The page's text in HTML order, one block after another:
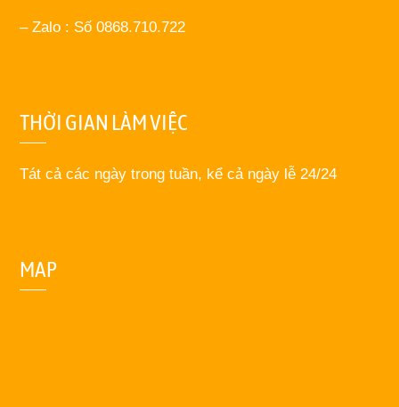
– Zalo : Số 0868.710.722
THỜI GIAN LÀM VIỆC
Tát cả các ngày trong tuần, kể cả ngày lễ 24/24
MAP